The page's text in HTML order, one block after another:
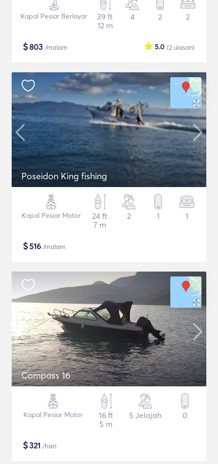
Kapal Pesiar Berlayar
39 ft
12 m
4 2 2
$803 /malam (2 ulasan)
5.0
Poseidon King fishing
Kapal Pesiar Motor
24 ft
7 m
2 1 1
$516 /malam
Compass 16
Kapal Pesiar Motor
16 ft
5 m
5 Jelajah 0
$321 /hari